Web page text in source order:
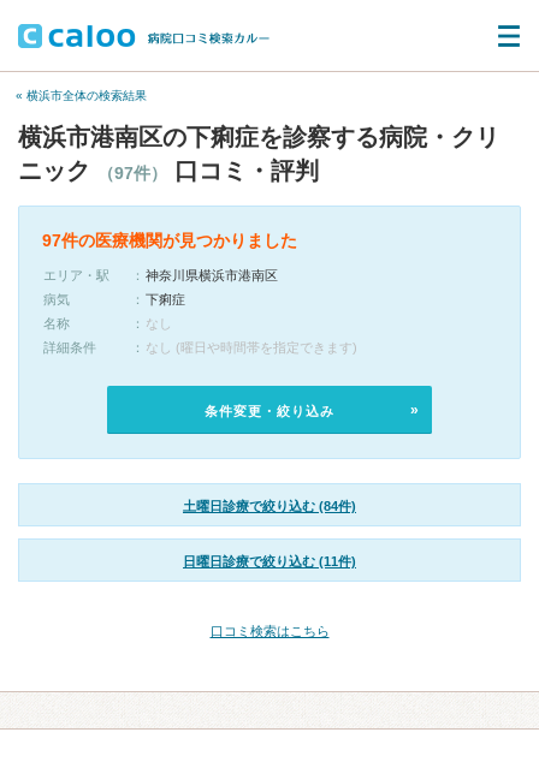
« 横浜市全体の検索結果
横浜市港南区の下痢症を診察する病院・クリ
ニック
（97件） 口コミ・評判
97件の医療機関が見つかりました
エリア・駅
神奈川県横浜市港南区
病気
下痢症
名称
なし
詳細条件
なし (曜日や時間帯を指定できます)
条件変更・絞り込み
土曜日診療で絞り込む (84件)
日曜日診療で絞り込む (11件)
口コミ検索はこちら